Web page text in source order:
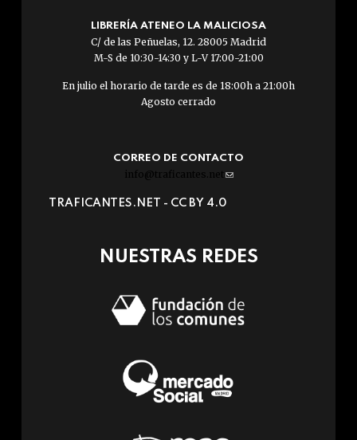
LIBRERÍA ATENEO LA MALICIOSA
C/ de las Peñuelas, 12. 28005 Madrid
M-S de 10:30-14:30 y L-V 17:00-21:00
En julio el horario de tarde es de 18:00h a 21:00h
Agosto cerrado
CORREO DE CONTACTO
info@traficantes.net (link
e-
TRAFICANTES.NET - CC BY 4.0
NUESTRAS REDES